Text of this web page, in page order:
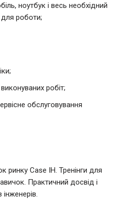
ноутбук і весь необхідний
для роботи;
робіт;
обслуговування
ринку Case IH. Тренінги для
Практичний досвід і